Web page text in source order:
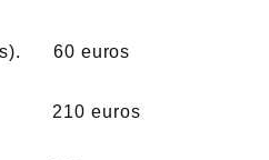
60 euros
210 euros